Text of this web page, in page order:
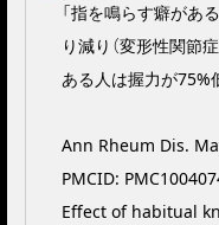
「指を鳴らす癖があ
り減り（変形性関節
ある人は握力が75%
Ann Rheum Dis.
PMCID:
Effect of habitual